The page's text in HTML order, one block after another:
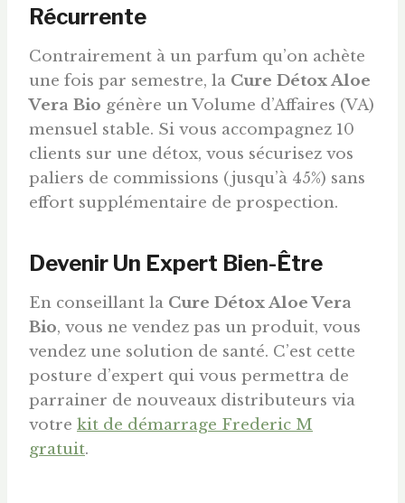
Récurrente
Contrairement à un parfum qu’on achète
une fois par semestre, la Cure Détox Aloe
Vera Bio génère un Volume d’Affaires (VA)
mensuel stable. Si vous accompagnez 10
clients sur une détox, vous sécurisez vos
paliers de commissions (jusqu’à 45%) sans
effort supplémentaire de prospection.
Devenir Un Expert Bien-Être
En conseillant la Cure Détox Aloe Vera
Bio, vous ne vendez pas un produit, vous
vendez une solution de santé. C’est cette
posture d’expert qui vous permettra de
parrainer de nouveaux distributeurs via
votre kit de démarrage Frederic M
gratuit.